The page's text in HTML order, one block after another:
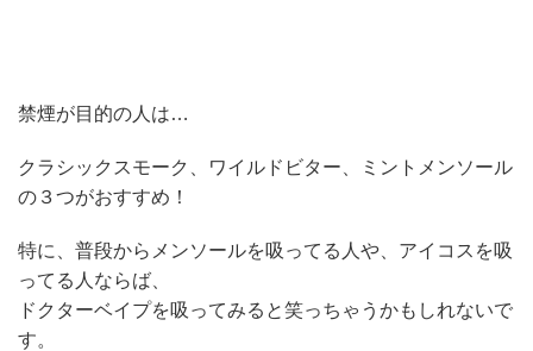
禁煙が目的の人は…
クラシックスモーク、ワイルドビター、ミントメンソール
の３つがおすすめ！
特に、普段からメンソールを吸ってる人や、アイコスを吸
ってる人ならば、
ドクターベイプを吸ってみると笑っちゃうかもしれないで
す。